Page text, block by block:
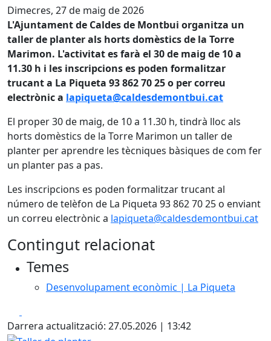
Dimecres, 27 de maig de 2026
L'Ajuntament de Caldes de Montbui organitza un
taller de planter als horts domèstics de la Torre
Marimon. L'activitat es farà el 30 de maig de 10 a
11.30 h i les inscripcions es poden formalitzar
trucant a La Piqueta 93 862 70 25 o per correu
electrònic a lapiqueta@caldesdemontbui.cat
El proper 30 de maig, de 10 a 11.30 h, tindrà lloc als
horts domèstics de la Torre Marimon un taller de
planter per aprendre les tècniques bàsiques de com fer
un planter pas a pas.
Les inscripcions es poden formalitzar trucant al
número de telèfon de La Piqueta 93 862 70 25 o enviant
un correu electrònic a lapiqueta@caldesdemontbui.cat
Contingut relacionat
Temes
Desenvolupament econòmic | La Piqueta
Darrera actualització: 27.05.2026 | 13:42